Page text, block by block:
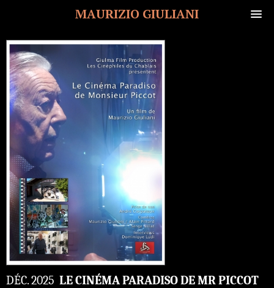
MAURIZIO GIULIANI
DÉC. 2025 LE CINÉMA PARADISO DE MR PICCOT